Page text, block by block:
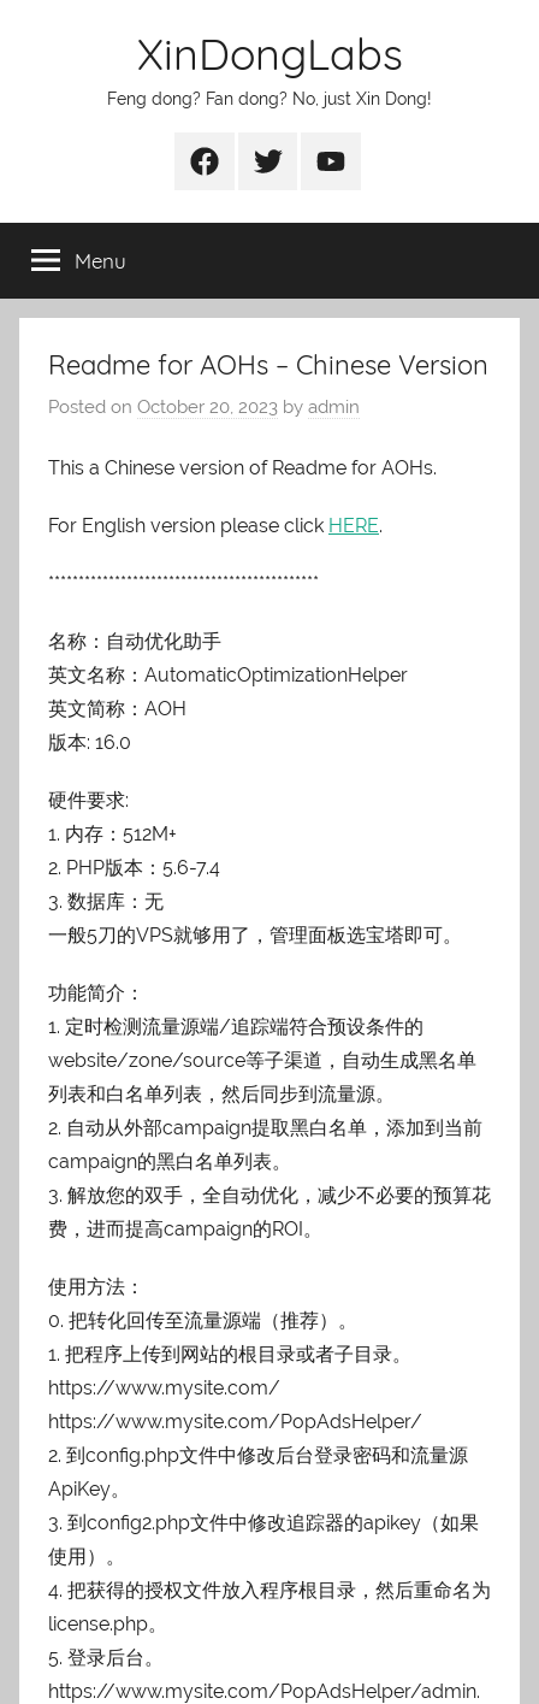
XinDongLabs
Feng dong? Fan dong? No, just Xin Dong!
FacebookTwitter Youtube
Menu
Readme for AOHs – Chinese Version
Posted on October 20, 2023 by admin
This a Chinese version of Readme for AOHs.
For English version please click HERE.
*********************************************
名称：自动优化助手
英文名称：AutomaticOptimizationHelper
英文简称：AOH
版本: 16.0
硬件要求:
1. 内存：512M+
2. PHP版本：5.6-7.4
3. 数据库：无
一般5刀的VPS就够用了，管理面板选宝塔即可。
功能简介：
1. 定时检测流量源端/追踪端符合预设条件的
website/zone/source等子渠道，自动生成黑名单
列表和白名单列表，然后同步到流量源。
2. 自动从外部campaign提取黑白名单，添加到当前
campaign的黑白名单列表。
3. 解放您的双手，全自动优化，减少不必要的预算花
费，进而提高campaign的ROI。
使用方法：
0. 把转化回传至流量源端（推荐）。
1. 把程序上传到网站的根目录或者子目录。
https://www.mysite.com/
https://www.mysite.com/PopAdsHelper/
2. 到config.php文件中修改后台登录密码和流量源
ApiKey。
3. 到config2.php文件中修改追踪器的apikey（如果
使用）。
4. 把获得的授权文件放入程序根目录，然后重命名为
license.php。
5. 登录后台。
https://www.mysite.com/PopAdsHelper/admin.